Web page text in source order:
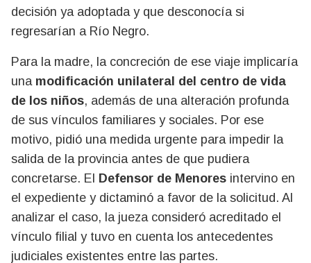
decisión ya adoptada y que desconocía si
regresarían a Río Negro.
Para la madre, la concreción de ese viaje implicaría
una modificación unilateral del centro de vida
de los niños, además de una alteración profunda
de sus vínculos familiares y sociales. Por ese
motivo, pidió una medida urgente para impedir la
salida de la provincia antes de que pudiera
concretarse. El Defensor de Menores intervino en
el expediente y dictaminó a favor de la solicitud. Al
analizar el caso, la jueza consideró acreditado el
vínculo filial y tuvo en cuenta los antecedentes
judiciales existentes entre las partes.